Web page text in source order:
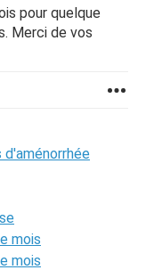
pour quelque
Merci de vos
d'aménorrhée
mois
mois